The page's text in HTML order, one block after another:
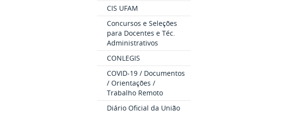
CIS UFAM
Concursos e Seleções
para Docentes e Téc.
Administrativos
CONLEGIS
COVID-19 / Documentos
/ Orientações /
Trabalho Remoto
Diário Oficial da União